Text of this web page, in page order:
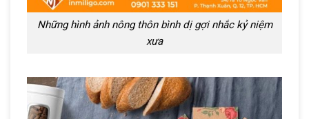
Những hình ảnh nông thôn bình dị gợi nhắc kỷ niệm
xưa